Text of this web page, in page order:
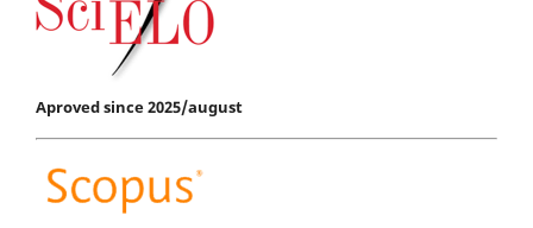
Aproved since 2025/august